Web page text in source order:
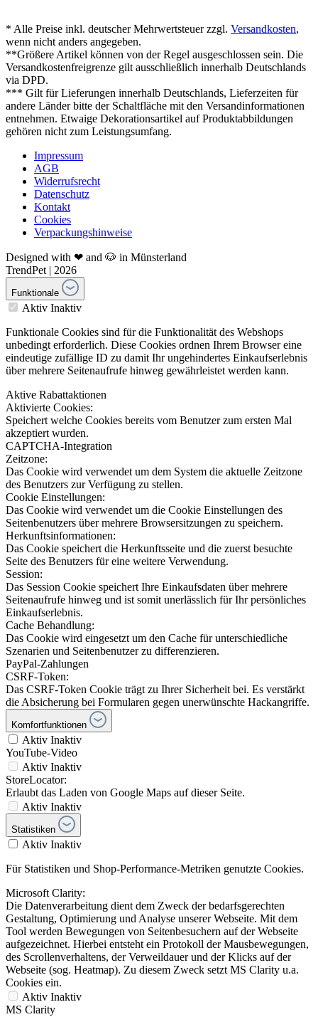
* Alle Preise inkl. deutscher Mehrwertsteuer zzgl. Versandkosten,
wenn nicht anders angegeben.
**Größere Artikel können von der Regel ausgeschlossen sein. Die
Versandkostenfreigrenze gilt ausschließlich innerhalb Deutschlands
via DPD.
*** Gilt für Lieferungen innerhalb Deutschlands, Lieferzeiten für
andere Länder bitte der Schaltfläche mit den Versandinformationen
entnehmen. Etwaige Dekorationsartikel auf Produktabbildungen
gehören nicht zum Leistungsumfang.
Impressum
AGB
Widerrufsrecht
Datenschutz
Kontakt
Cookies
Verpackungshinweise
Designed with ❤ and 🐶 in Münsterland
TrendPet | 2026
Funktionale
Aktiv Inaktiv
Funktionale Cookies sind für die Funktionalität des Webshops
unbedingt erforderlich. Diese Cookies ordnen Ihrem Browser eine
eindeutige zufällige ID zu damit Ihr ungehindertes Einkaufserlebnis
über mehrere Seitenaufrufe hinweg gewährleistet werden kann.
Aktive Rabattaktionen
Aktivierte Cookies:
Speichert welche Cookies bereits vom Benutzer zum ersten Mal
akzeptiert wurden.
CAPTCHA-Integration
Zeitzone:
Das Cookie wird verwendet um dem System die aktuelle Zeitzone
des Benutzers zur Verfügung zu stellen.
Cookie Einstellungen:
Das Cookie wird verwendet um die Cookie Einstellungen des
Seitenbenutzers über mehrere Browsersitzungen zu speichern.
Herkunftsinformationen:
Das Cookie speichert die Herkunftsseite und die zuerst besuchte
Seite des Benutzers für eine weitere Verwendung.
Session:
Das Session Cookie speichert Ihre Einkaufsdaten über mehrere
Seitenaufrufe hinweg und ist somit unerlässlich für Ihr persönliches
Einkaufserlebnis.
Cache Behandlung:
Das Cookie wird eingesetzt um den Cache für unterschiedliche
Szenarien und Seitenbenutzer zu differenzieren.
PayPal-Zahlungen
CSRF-Token:
Das CSRF-Token Cookie trägt zu Ihrer Sicherheit bei. Es verstärkt
die Absicherung bei Formularen gegen unerwünschte Hackangriffe.
Komfortfunktionen
Aktiv Inaktiv
YouTube-Video
Aktiv Inaktiv
StoreLocator:
Erlaubt das Laden von Google Maps auf dieser Seite.
Aktiv Inaktiv
Statistiken
Aktiv Inaktiv
Für Statistiken und Shop-Performance-Metriken genutzte Cookies.
Microsoft Clarity:
Die Datenverarbeitung dient dem Zweck der bedarfsgerechten
Gestaltung, Optimierung und Analyse unserer Webseite. Mit dem
Tool werden Bewegungen von Seitenbesuchern auf der Webseite
aufgezeichnet. Hierbei entsteht ein Protokoll der Mausbewegungen,
des Scrollenverhaltens, der Verweildauer und der Klicks auf der
Webseite (sog. Heatmap). Zu diesem Zweck setzt MS Clarity u.a.
Cookies ein.
Aktiv Inaktiv
MS Clarity